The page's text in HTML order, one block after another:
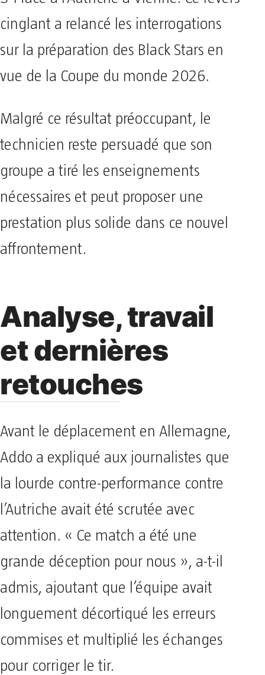
cinglant a relancé les interrogations
sur la préparation des Black Stars en
vue de la Coupe du monde 2026.
Malgré ce résultat préoccupant, le
technicien reste persuadé que son
groupe a tiré les enseignements
nécessaires et peut proposer une
prestation plus solide dans ce nouvel
affrontement.
Analyse, travail
et dernières
retouches
Avant le déplacement en Allemagne,
Addo a expliqué aux journalistes que
la lourde contre-performance contre
l’Autriche avait été scrutée avec
attention. « Ce match a été une
grande déception pour nous », a-t-il
admis, ajoutant que l’équipe avait
longuement décortiqué les erreurs
commises et multiplié les échanges
pour corriger le tir.